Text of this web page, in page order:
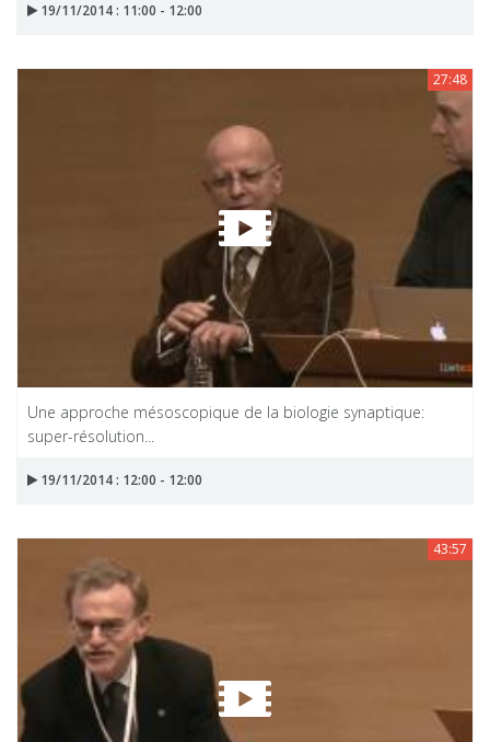
19/11/2014 : 11:00 - 12:00
27:48
Une approche mésoscopique de la biologie synaptique:
super-résolution...
19/11/2014 : 12:00 - 12:00
43:57